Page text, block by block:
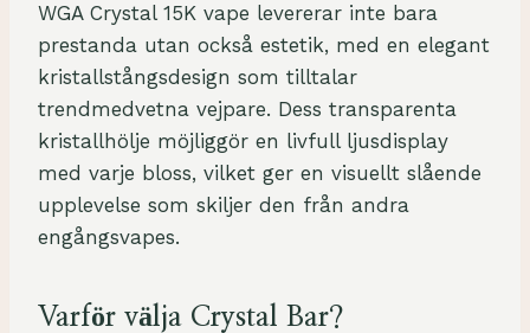
x
D
i
s
p
o
s
a
l
WGA Crystal 15K vape levererar inte bara
prestanda utan också estetik, med en elegant
kristallstångsdesign som tilltalar
trendmedvetna vejpare. Dess transparenta
kristallhölje möjliggör en livfull ljusdisplay
med varje bloss, vilket ger en visuellt slående
upplevelse som skiljer den från andra
engångsvapes.
Varför välja Crystal Bar?